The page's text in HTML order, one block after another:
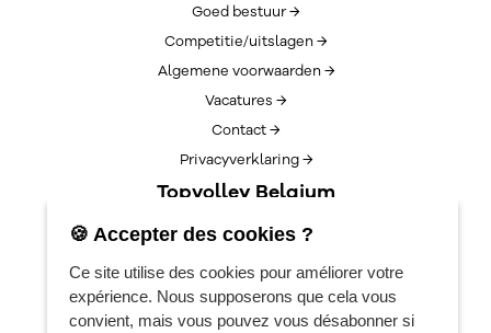
Goed bestuur →
Competitie/uitslagen →
Algemene voorwaarden →
Vacatures →
Contact →
Privacyverklaring →
Topvolley Belgium
Over TopVolleyBelgium →
Lotto Cup Finals →
EuroVolleyCenter
🍪 Accepter des cookies ?
Ce site utilise des cookies pour améliorer votre
expérience. Nous supposerons que cela vous
convient, mais vous pouvez vous désabonner si